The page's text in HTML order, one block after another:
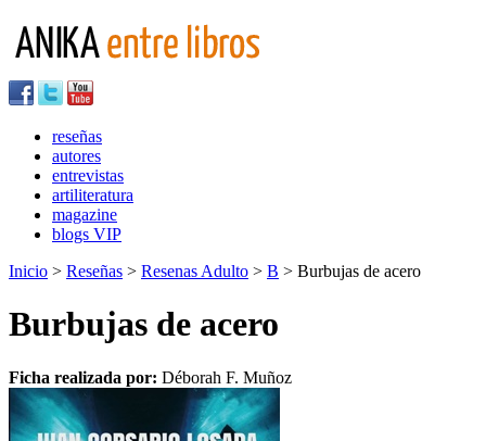
reseñas
autores
entrevistas
artiliteratura
magazine
blogs VIP
Inicio > Reseñas > Resenas Adulto > B > Burbujas de acero
Burbujas de acero
Ficha realizada por: Déborah F. Muñoz